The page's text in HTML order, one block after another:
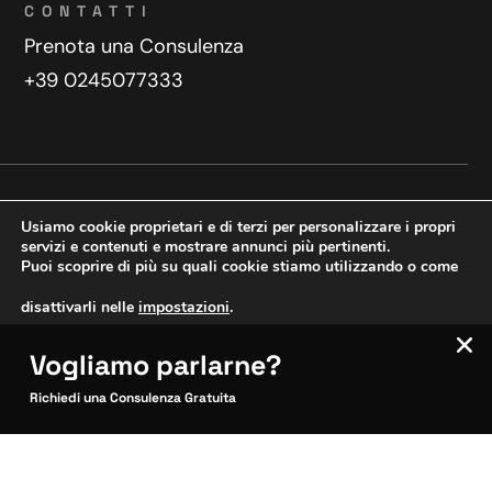
CONTATTI
Prenota una Consulenza
+39 0245077333
Copyright © 2025 WeDoDigital
Creazione e sviluppo siti web
SITOCERTO®
Questo sito è attendibile
Usiamo cookie proprietari e di terzi per personalizzare i propri
servizi e contenuti e mostrare annunci più pertinenti.
Puoi scoprire di più su quali cookie stiamo utilizzando o come
disattivarli nelle impostazioni.
Accetta Impostazioni
Vogliamo parlarne?
Richiedi una Consulenza Gratuita